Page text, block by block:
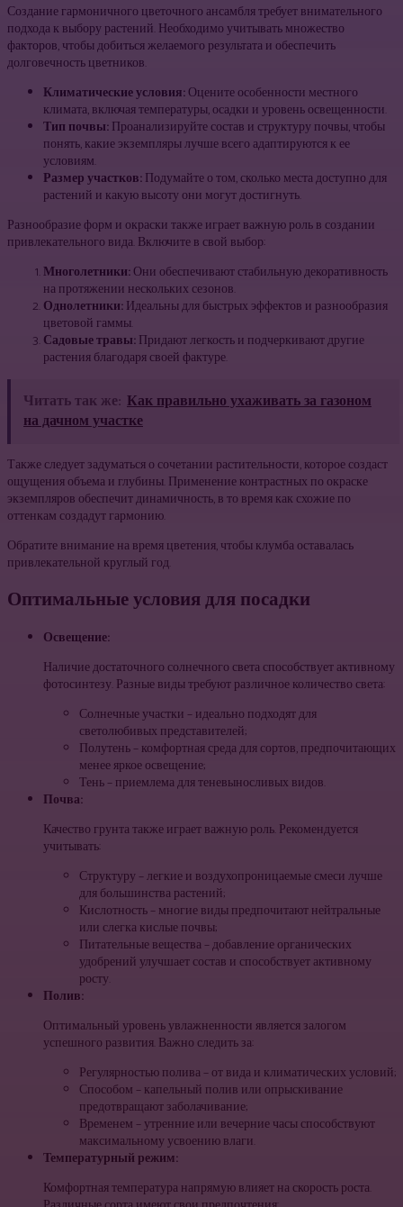
Создание гармоничного цветочного ансамбля требует внимательного
подхода к выбору растений. Необходимо учитывать множество
факторов, чтобы добиться желаемого результата и обеспечить
долговечность цветников.
Климатические условия:Оцените особенности местного
климата, включая температуры, осадки и уровень освещенности.
Тип почвы:Проанализируйте состав и структуру почвы, чтобы
понять, какие экземпляры лучше всего адаптируются к ее
условиям.
Размер участков:Подумайте о том, сколько места доступно для
растений и какую высоту они могут достигнуть.
Разнообразие форм и окраски также играет важную роль в создании
привлекательного вида. Включите в свой выбор:
Многолетники:Они обеспечивают стабильную декоративность
на протяжении нескольких сезонов.
Однолетники:Идеальны для быстрых эффектов и разнообразия
цветовой гаммы.
Садовые травы:Придают легкость и подчеркивают другие
растения благодаря своей фактуре.
Читать так же: Как правильно ухаживать за газоном
на дачном участке
Также следует задуматься о сочетании растительности, которое создаст
ощущения объема и глубины. Применение контрастных по окраске
экземпляров обеспечит динамичность, в то время как схожие по
оттенкам создадут гармонию.
Обратите внимание на время цветения, чтобы клумба оставалась
привлекательной круглый год.
Оптимальные условия для посадки
Освещение:
Наличие достаточного солнечного света способствует активному
фотосинтезу. Разные виды требуют различное количество света:
Солнечные участки – идеально подходят для
светолюбивых представителей;
Полутень – комфортная среда для сортов, предпочитающих
менее яркое освещение;
Тень – приемлема для теневыносливых видов.
Почва:
Качество грунта также играет важную роль. Рекомендуется
учитывать:
Структуру – легкие и воздухопроницаемые смеси лучше
для большинства растений;
Кислотность – многие виды предпочитают нейтральные
или слегка кислые почвы;
Питательные вещества – добавление органических
удобрений улучшает состав и способствует активному
росту.
Полив:
Оптимальный уровень увлажненности является залогом
успешного развития. Важно следить за:
Регулярностью полива – от вида и климатических условий;
Способом – капельный полив или опрыскивание
предотвращают заболачивание;
Временем – утренние или вечерние часы способствуют
максимальному усвоению влаги.
Температурный режим:
Комфортная температура напрямую влияет на скорость роста.